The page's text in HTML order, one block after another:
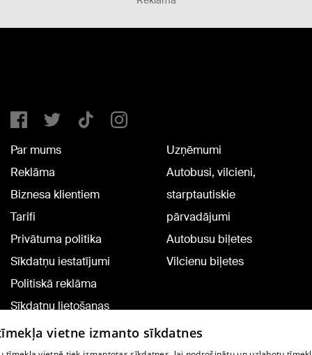
Par mums
Reklāma
Biznesa klientiem
Tarifi
Privātuma politika
Sīkdatņu iestatījumi
Politiskā reklāma
Sīkdatņu lietošanas
noteikumi
Komentāru pievienošana
Uzņēmumi
Autobusi, vilcieni,
starptautiskie
pārvadājumi
Autobusu biļetes
Vilcienu biļetes
vietne izmanto sīkdatnes